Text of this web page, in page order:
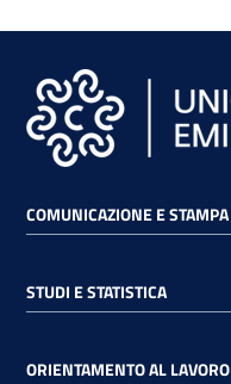
RSS
Seguici
su
COMUNICAZIONE E STAMPA
STUDI E STATISTICA
ORIENTAMENTO AL LAVORO